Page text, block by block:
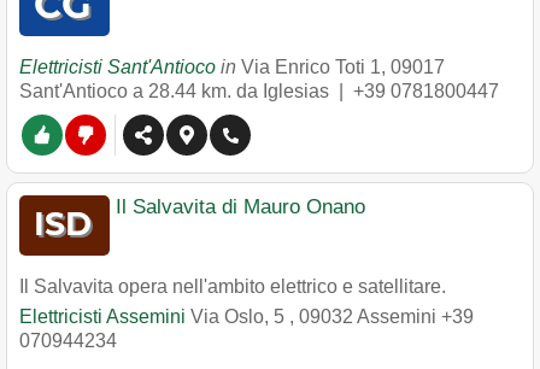
Elettricisti Sant'Antioco in Via Enrico Toti 1, 09017
Sant'Antioco a 28.44 km. da Iglesias | +39 0781800447
Il Salvavita di Mauro Onano
Il Salvavita opera nell'ambito elettrico e satellitare.
Elettricisti Assemini Via Oslo, 5 , 09032 Assemini +39
070944234